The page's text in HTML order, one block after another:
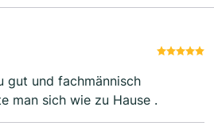
gut und fachmännisch
man sich wie zu Hause .